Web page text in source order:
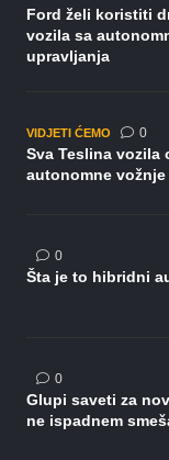
Ford želi koristiti
vozila sa
upravljanja
VIDJETI ĆEMO 0
Sva Teslina vozila
autonomne vožnje
0
Šta je to hibridni
0
Glupi saveti za
ne ispadnem